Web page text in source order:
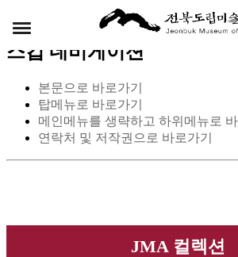
스킵 네비게이션
본문으로 바로가기
탑메뉴로 바로가기
메인메뉴를 생략하고 하위메뉴로 바
연락처 및 저작권으로 바로가기
JMA 컬렉션